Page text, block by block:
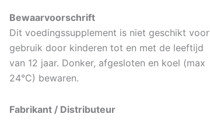
Bewaarvoorschrift
Dit voedingssupplement is niet geschikt voor
gebruik door kinderen tot en met de leeftijd
van 12 jaar. Donker, afgesloten en koel (max
24°C) bewaren.
Fabrikant / Distributeur